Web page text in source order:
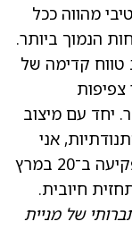
מהווה ככל
הנמוך ביותר.
קדימה של
כאשר צפיפות
מגיעה לשיא סביב 113 דולר. יחד עם מיצוב
אני
חיובית.
של מניית